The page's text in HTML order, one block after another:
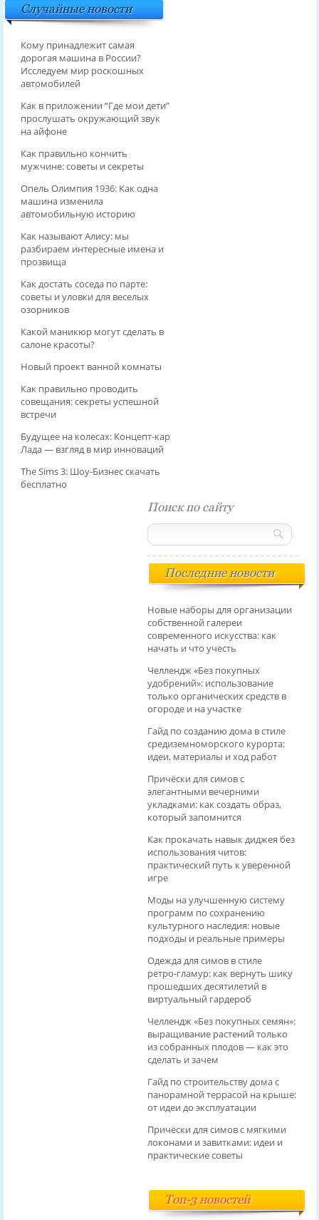
Случайные новости
Кому принадлежит самая
дорогая машина в России?
Исследуем мир роскошных
автомобилей
Как в приложении “Где мои дети”
прослушать окружающий звук
на айфоне
Как правильно кончить
мужчине: советы и секреты
Опель Олимпия 1936: Как одна
машина изменила
автомобильную историю
Как называют Алису: мы
разбираем интересные имена и
прозвища
Как достать соседа по парте:
советы и уловки для веселых
озорников
Какой маникюр могут сделать в
салоне красоты?
Новый проект ванной комнаты
Как правильно проводить
совещания: секреты успешной
встречи
Будущее на колесах: Концепт-кар
Лада — взгляд в мир инноваций
The Sims 3: Шоу-Бизнес скачать
бесплатно
Поиск по сайту
Последние новости
Новые наборы для организации
собственной галереи
современного искусства: как
начать и что учесть
Челлендж «Без покупных
удобрений»: использование
только органических средств в
огороде и на участке
Гайд по созданию дома в стиле
средиземноморского курорта:
идеи, материалы и ход работ
Причёски для симов с
элегантными вечерними
укладками: как создать образ,
который запомнится
Как прокачать навык диджея без
использования читов:
практический путь к уверенной
игре
Моды на улучшенную систему
программ по сохранению
культурного наследия: новые
подходы и реальные примеры
Одежда для симов в стиле
ретро‑гламур: как вернуть шику
прошедших десятилетий в
виртуальный гардероб
Челлендж «Без покупных семян»:
выращивание растений только
из собранных плодов — как это
сделать и зачем
Гайд по строительству дома с
панорамной террасой на крыше:
от идеи до эксплуатации
Причёски для симов с мягкими
локонами и завитками: идеи и
практические советы
Топ-3 новостей